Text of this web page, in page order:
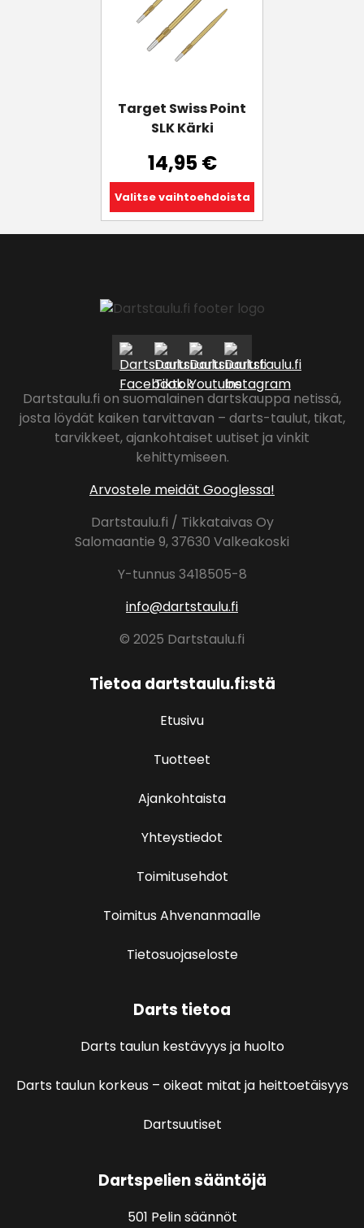
Target Swiss Point
SLK Kärki
14,95€
Valitse vaihtoehdoista
useampi
muunnelma.
tuotteen
Dartstaulu.fi on suomalainen dartskauppa netissä,
josta löydät kaiken tarvittavan – darts-taulut, tikat,
tarvikkeet, ajankohtaiset uutiset ja vinkit
kehittymiseen.
Arvostele meidät Googlessa!
Dartstaulu.fi / Tikkataivas Oy
Salomaantie 9, 37630 Valkeakoski
Y-tunnus 3418505-8
info@dartstaulu.fi
© 2025 Dartstaulu.fi
Tietoa dartstaulu.fi:stä
Etusivu
Tuotteet
Ajankohtaista
Yhteystiedot
Toimitusehdot
Toimitus Ahvenanmaalle
Tietosuojaseloste
Darts tietoa
Darts taulun kestävyys ja huolto
Darts taulun korkeus – oikeat mitat ja heittoetäisyys
Dartsuutiset
Dartspelien sääntöjä
501 Pelin säännöt